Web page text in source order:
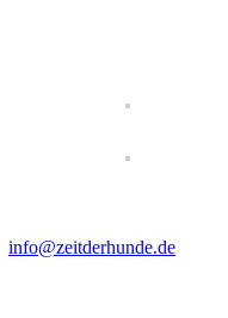
info@zeitderhunde.de